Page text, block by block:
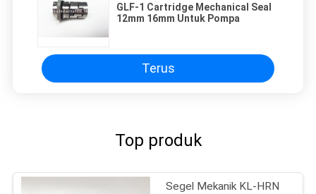
GLF-1 Cartridge Mechanical Seal
12mm 16mm Untuk Pompa
Terus
Top produk
Segel Mekanik KL-HRN